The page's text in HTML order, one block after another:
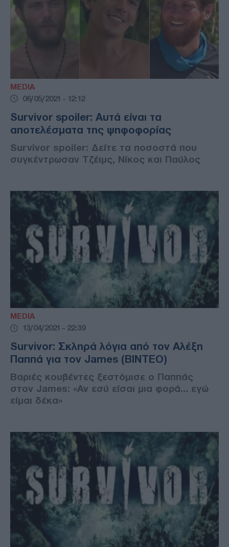
MEDIA
06/05/2021 - 12:12
Survivor spoiler: Αυτά είναι τα
αποτελέσματα της ψηφοφορίας
Survivor spoiler: Δείτε τα ποσοστά που
συγκέντρωσαν Τζέιμς, Νίκος και Παύλος
MEDIA
13/04/2021 - 22:39
Survivor: Σκληρά λόγια από τον Αλέξη
Παππά για τον James (ΒΙΝΤΕΟ)
Βαριές κουβέντες ξεστόμισε ο Παππάς
στον James: «Αν εσύ είσαι μια φορά… εγώ
είμαι δέκα»